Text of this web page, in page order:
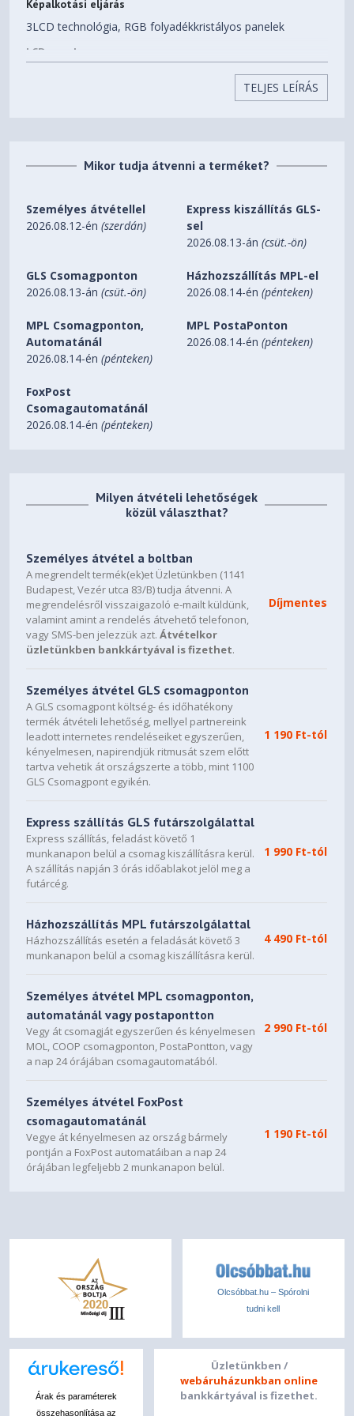
Képalkotási eljárás
3LCD technológia, RGB folyadékkristályos panelek
LCD panel
szabványnak megfelelően
5.200 Lumen - 3.640 Lumen (gazdaságos) In accordance
with ISO 21118:2020
WUXGA
Full HD
Képarány
Kontrasztarány
2.500.000 : 1
20.000 Óra Durability High, 30.000 Óra Durability Eco
Manuális függőleges: ± 30 °, Manuális vízszintes ± 30 °
Videoszerkesztés
10 Bit
2D függőleges képfrissítési frekvencia
192 Hz - 240 Hz
Színreprodukció
akár 1,07 milliárd szín
Optika
Vetítési arány
1,35 - 2,20:1
Zoom
Manual, Factor: 1 - 1,6
Az objektív zoom tartománya
1,35 - 2,2 : 1
Optikai
Vetítési méret
Az objektív F értéke
1,5 - 1,7
Gyújtótávolság
20 mm - 31,8 mm
Fókusz
Kézi
Offset
27 : 1
10-Base-T), Vezeték nélküli LAN a/n (5 GHz) (opcionális),
VGA be (2x), VGA ki, HDMI be (2x), HDBaseT, Miracast
(opcionális), Jack kimenet, Jack bemenet (2x), USB 2.0-A,
Ad-hoc / Infrastruktúra
Speciális funkciók
TELJES LEÍRÁS
Mikor tudja átvenni a terméket?
Személyes átvétellel
2026.08.12-én(szerdán)
Express kiszállítás GLS-
sel
2026.08.13-án(csüt.-ön)
GLS Csomagponton
2026.08.13-án(csüt.-ön)
Házhozszállítás MPL-el
2026.08.14-én(pénteken)
MPL Csomagponton,
Automatánál
2026.08.14-én(pénteken)
MPL PostaPonton
2026.08.14-én(pénteken)
FoxPost
Csomagautomatánál
2026.08.14-én(pénteken)
Milyen átvételi lehetőségek
közül választhat?
Személyes átvétel a boltban
A megrendelt termék(ek)et Üzletünkben (1141
Budapest, Vezér utca 83/B) tudja átvenni. A
megrendelésről visszaigazoló e-mailt küldünk,
valamint amint a rendelés átvehető telefonon,
vagy SMS-ben jelezzük azt.Átvételkor
üzletünkben bankkártyával is fizethet.
Díjmentes
Személyes átvétel GLS csomagponton
A GLS csomagpont költség- és időhatékony
termék átvételi lehetőség, mellyel partnereink
leadott internetes rendeléseiket egyszerűen,
kényelmesen, napirendjük ritmusát szem előtt
tartva vehetik át országszerte a több, mint 1100
GLS Csomagpont egyikén.
1 190 Ft-tól
Express szállítás GLS futárszolgálattal
Express szállítás, feladást követő 1
munkanapon belül a csomag kiszállításra kerül.
A szállítás napján 3 órás időablakot jelöl meg a
futárcég.
1 990 Ft-tól
Házhozszállítás MPL futárszolgálattal
Házhozszállítás esetén a feladását követő 3
munkanapon belül a csomag kiszállításra kerül.
4 490 Ft-tól
Személyes átvétel MPL csomagponton,
automatánál vagy postapontton
Vegy át csomagját egyszerűen és kényelmesen
MOL, COOP csomagponton, PostaPontton, vagy
a nap 24 órájában csomagautomatából.
2 990 Ft-tól
Személyes átvétel FoxPost
csomagautomatánál
Vegye át kényelmesen az ország bármely
pontján a FoxPost automatáiban a nap 24
órájában legfeljebb 2 munkanapon belül.
1 190 Ft-tól
Olcsóbbat.hu – Spórolni
tudni kell
Árak és paraméterek
összehasonlítása az
Üzletünkben /
webáruházunkban online
bankkártyával is fizethet.